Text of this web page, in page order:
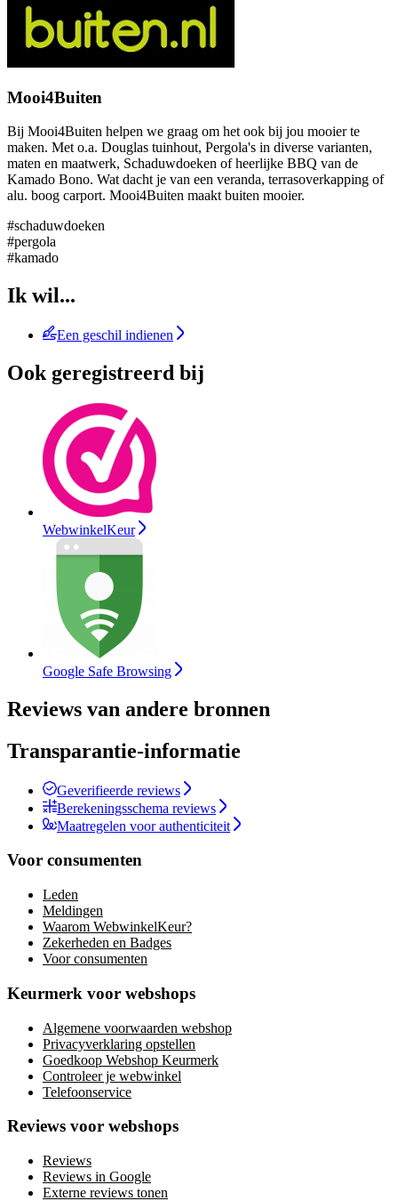
Mooi4Buiten
Bij Mooi4Buiten helpen we graag om het ook bij jou mooier te
maken. Met o.a. Douglas tuinhout, Pergola's in diverse varianten,
maten en maatwerk, Schaduwdoeken of heerlijke BBQ van de
Kamado Bono. Wat dacht je van een veranda, terrasoverkapping of
alu. boog carport. Mooi4Buiten maakt buiten mooier.
#schaduwdoeken
#pergola
#kamado
Ik wil...
Een geschil indienen
Ook geregistreerd bij
WebwinkelKeur
Google Safe Browsing
Reviews van andere bronnen
Transparantie-informatie
Geverifieerde reviews
Berekeningsschema reviews
Maatregelen voor authenticiteit
Voor consumenten
Leden
Meldingen
Waarom WebwinkelKeur?
Zekerheden en Badges
Voor consumenten
Keurmerk voor webshops
Algemene voorwaarden webshop
Privacyverklaring opstellen
Goedkoop Webshop Keurmerk
Controleer je webwinkel
Telefoonservice
Reviews voor webshops
Reviews
Reviews in Google
Externe reviews tonen